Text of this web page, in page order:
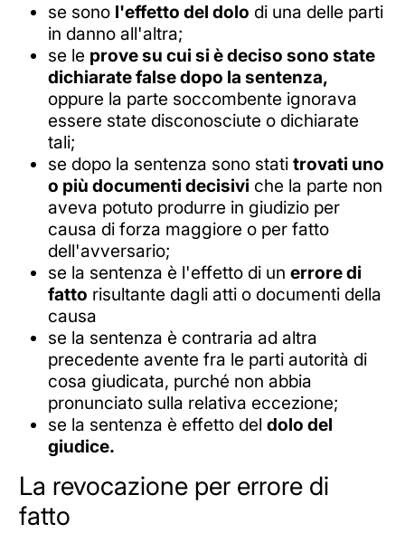
se sono l'effetto del dolo di una delle parti
in danno all'altra;
se le prove su cui si è deciso sono state
dichiarate false dopo la sentenza,
oppure la parte soccombente ignorava
essere state disconosciute o dichiarate
tali;
se dopo la sentenza sono stati trovati uno
o più documenti decisivi che la parte non
aveva potuto produrre in giudizio per
causa di forza maggiore o per fatto
dell'avversario;
se la sentenza è l'effetto di un errore di
fatto risultante dagli atti o documenti della
causa
se la sentenza è contraria ad altra
precedente avente fra le parti autorità di
cosa giudicata, purché non abbia
pronunciato sulla relativa eccezione;
se la sentenza è effetto del dolo del
giudice.
La revocazione per errore di
fatto